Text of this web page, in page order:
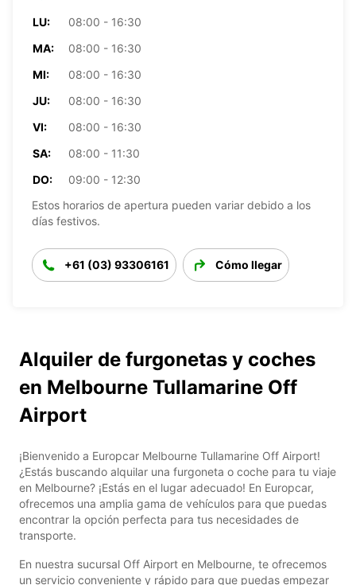
LU:
08:00 - 16:30
MA:
08:00 - 16:30
MI:
08:00 - 16:30
JU:
08:00 - 16:30
VI:
08:00 - 16:30
SA:
08:00 - 11:30
DO:
09:00 - 12:30
Estos horarios de apertura pueden variar debido a los
días festivos.
+61 (03) 93306161 Cómo llegar
Alquiler de furgonetas y coches
en Melbourne Tullamarine Off
Airport
¡Bienvenido a Europcar Melbourne Tullamarine Off Airport!
¿Estás buscando alquilar una furgoneta o coche para tu viaje
en Melbourne? ¡Estás en el lugar adecuado! En Europcar,
ofrecemos una amplia gama de vehículos para que puedas
encontrar la opción perfecta para tus necesidades de
transporte.
En nuestra sucursal Off Airport en Melbourne, te ofrecemos
un servicio conveniente y rápido para que puedas empezar